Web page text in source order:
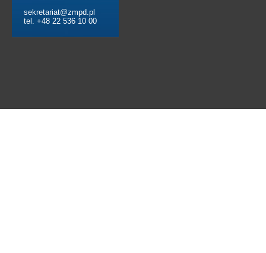
sekretariat@zmpd.pl
tel. +48 22 536 10 00